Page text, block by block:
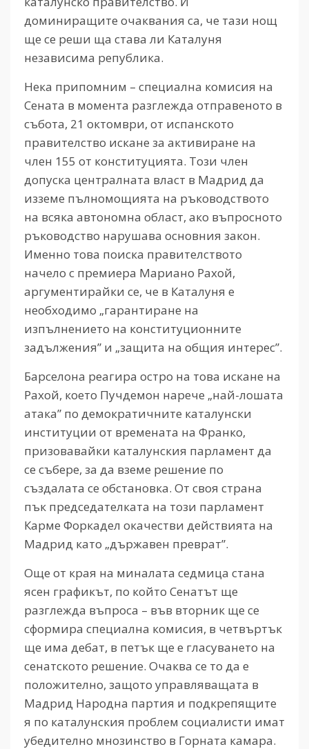
доминиращите очаквания са, че тази нощ
ще се реши ща става ли Каталуня
независима република.
Нека припомним – специална комисия на
Сената в момента разглежда отправеното в
събота, 21 октомври, от испанското
правителство искане за активиране на
член 155 от конституцията. Този член
допуска централната власт в Мадрид да
изземе пълномощията на ръководството
на всяка автономна област, ако въпросното
ръководство нарушава основния закон.
Именно това поиска правителството
начело с премиера Мариано Рахой,
аргументирайки се, че в Каталуня е
необходимо „гарантиране на
изпълнението на конституционните
задължения” и „защита на общия интерес”.
Барселона реагира остро на това искане на
Рахой, което Пучдемон нарече „най-лошата
атака” по демократичните каталунски
институции от времената на Франко,
призовавайки каталунския парламент да
се събере, за да вземе решение по
създалата се обстановка. От своя страна
пък председателката на този парламент
Карме Форкадел окачестви действията на
Мадрид като „държавен преврат”.
Още от края на миналата седмица стана
ясен графикът, по който Сенатът ще
разглежда въпроса – във вторник ще се
сформира специална комисия, в четвъртък
ще има дебат, в петък ще е гласуването на
сенатското решение. Очаква се то да е
положително, защото управляващата в
Мадрид Народна партия и подкрепящите
я по каталунския проблем социалисти имат
убедително мнозинство в Горната камара.